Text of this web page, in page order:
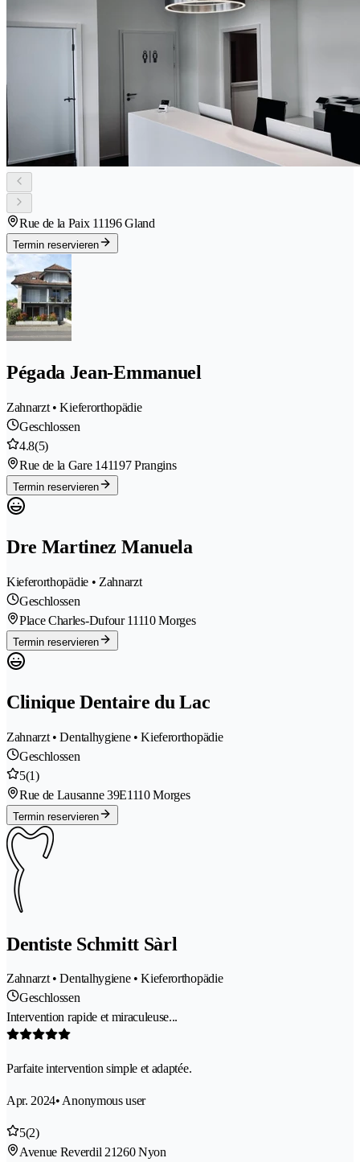
Rue de la Paix 11196 Gland
Termin reservieren
Pégada Jean-Emmanuel
Zahnarzt • Kieferorthopädie
Geschlossen
4.8(5)
Rue de la Gare 141197 Prangins
Termin reservieren
Dre Martinez Manuela
Kieferorthopädie • Zahnarzt
Geschlossen
Place Charles-Dufour 11110 Morges
Termin reservieren
Clinique Dentaire du Lac
Zahnarzt • Dentalhygiene • Kieferorthopädie
Geschlossen
5(1)
Rue de Lausanne 39E1110 Morges
Termin reservieren
Dentiste Schmitt Sàrl
Zahnarzt • Dentalhygiene • Kieferorthopädie
Geschlossen
Intervention rapide et miraculeuse...
Parfaite intervention simple et adaptée.
Apr. 2024• Anonymous user
5(2)
Avenue Reverdil 21260 Nyon